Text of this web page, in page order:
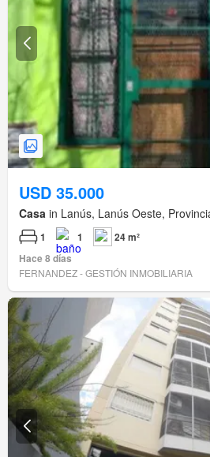
USD 35.000
Casa in Lanús, Lanús Oeste,
1 1
24 m²
Hace 8 días
FERNANDEZ - GESTIÓN INMOBILIARIA